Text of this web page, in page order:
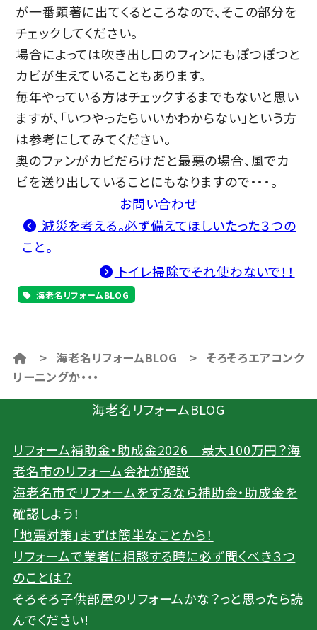
が一番顕著に出てくるところなので、そこの部分を
チェックしてください。
場合によっては吹き出し口のフィンにもぽつぽつと
カビが生えていることもあります。
毎年やっている方はチェックするまでもないと思い
ますが、「いつやったらいいかわからない」という方
は参考にしてみてください。
奥のファンがカビだらけだと最悪の場合、風でカ
ビを送り出していることにもなりますので・・・。
お問い合わせ
減災を考える。必ず備えてほしいたった３つの
こと。
トイレ掃除でそれ使わないで！！
海老名リフォームBLOG
> 海老名リフォームBLOG > そろそろエアコンク
リーニングか・・・
海老名リフォームBLOG
リフォーム補助金・助成金2026｜最大100万円？海
老名市のリフォーム会社が解説
海老名市でリフォームをするなら補助金・助成金を
確認しよう！
「地震対策」まずは簡単なことから！
リフォームで業者に相談する時に必ず聞くべき３つ
のことは？
そろそろ子供部屋のリフォームかな？っと思ったら読
んでください!